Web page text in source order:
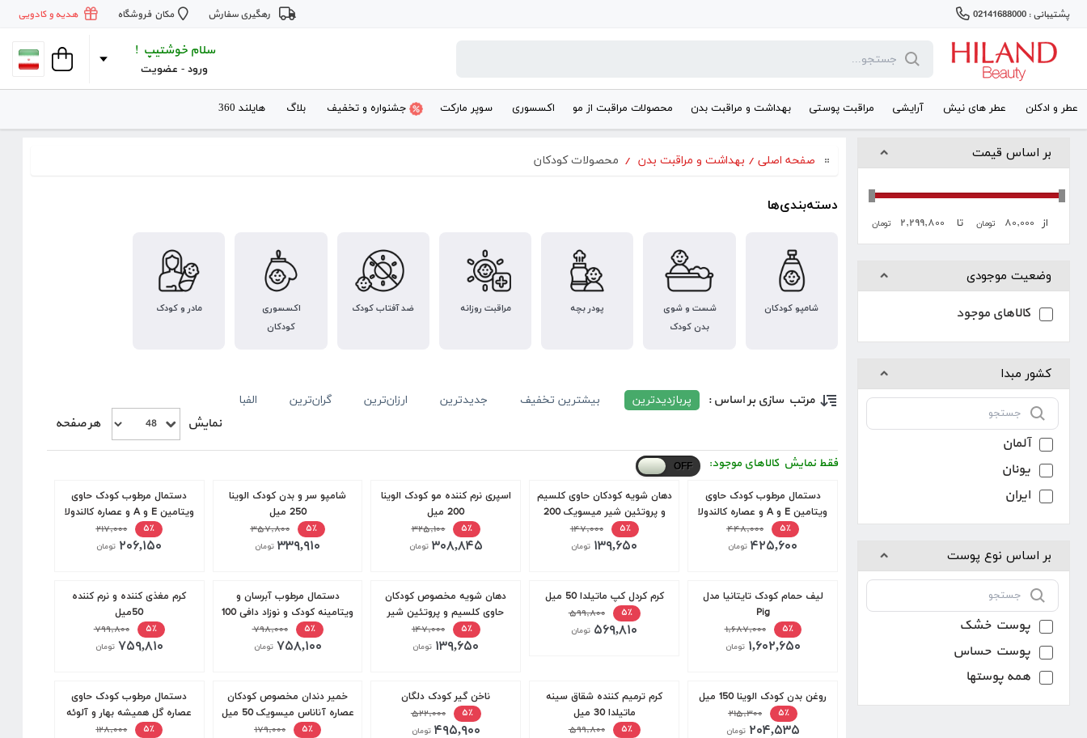
پشتیبانی : 02141688000 رهگیری سفارش مکان فروشگاه هدیه و کادویی
سلام خوشتیپ !
ورود - عضویت
عطر و ادکلن عطر های نیش آرایشی مراقبت پوستی بهداشت و مراقبت بدن محصولات مراقبت از مو اکسسوری سوپر مارکت جشنواره و تخفیف بلاگ هایلند 360
بر اساس قیمت
از ۸۰,۰۰۰ تومان تا ۲,۲۹۹,۸۰۰ تومان
وضعیت موجودی
کالاهای موجود
کشور مبدا
آلمان
یونان
ایران
بر اساس نوع پوست
پوست خشک
پوست حساس
همه پوستها
صفحه اصلی / بهداشت و مراقبت بدن / محصولات کودکان
دسته‌بندی‌ها
شامپو کودکان
شست و شوی
بدن کودک
پودر بچه مراقبت روزانه ضد آفتاب کودک
اکسسوری
کودکان
مادر و کودک
مرتب سازی بر اساس : پربازدیدترین بیشترین تخفیف جدیدترین ارزان‌ترین گران‌ترین الفبا
نمایش هر صفحه
فقط نمایش کالاهای موجود:
دستمال مرطوب کودک حاوی
ویتامین E و A و عصاره کالندولا
دافی 50 عددی
۵٪ ۴۴۸,۰۰۰
۴۲۵,۶۰۰ تومان
دهان شویه کودکان حاوی کلسیم
و پروتئین شیر میسویک 200
میل ۵٪ ۱۴۷,۰۰۰
۱۳۹,۶۵۰ تومان
اسپری نرم کننده مو کودک الوینا
200 میل
۵٪
۳۲۵,۱۰۰
۳۰۸,۸۴۵ تومان
شامپو سر و بدن کودک الوینا
250 میل
۵٪
۳۵۷,۸۰۰
۳۳۹,۹۱۰ تومان
دستمال مرطوب کودک حاوی
ویتامین E و A و عصاره کالندولا
دافی 70 عددی
۵٪ ۲۱۷,۰۰۰
۲۰۶,۱۵۰ تومان
لیف حمام کودک تایتانیا مدل
Pig
۵٪
۱,۶۸۷,۰۰۰
۱,۶۰۲,۶۵۰ تومان
کرم کردل کپ ماتیلدا 50 میل
۵٪
۵۹۹,۸۰۰
۵۶۹,۸۱۰ تومان
دهان شویه مخصوص کودکان
حاوی کلسیم و پروتئین شیر
میسویک 200 میل
۵٪ ۱۴۷,۰۰۰
۱۳۹,۶۵۰ تومان
دستمال مرطوب آبرسان و
ویتامینه کودک و نوزاد دافی 100
عددی ۵٪ ۷۹۸,۰۰۰
۷۵۸,۱۰۰ تومان
کرم مغذی کننده و نرم کننده
50میل
۵٪
۷۹۹,۸۰۰
۷۵۹,۸۱۰ تومان
روغن بدن کودک الوینا 150 میل
۵٪
۲۱۵,۳۰۰
۲۰۴,۵۳۵ تومان
کرم ترمیم کننده شقاق سینه
ماتیلدا 30 میل
۵٪
۵۹۹,۸۰۰
ناخن گیر کودک دلگان
۵٪
۵۲۲,۰۰۰
۴۹۵,۹۰۰ تومان
خمیر دندان مخصوص کودکان
عصاره آناناس میسویک 50 میل
۵٪
۱۷۹,۰۰۰
دستمال مرطوب کودک حاوی
عصاره گل همیشه بهار و آلوئه
ورا دافی 20 عددی
۵٪ ۱۲۸,۰۰۰